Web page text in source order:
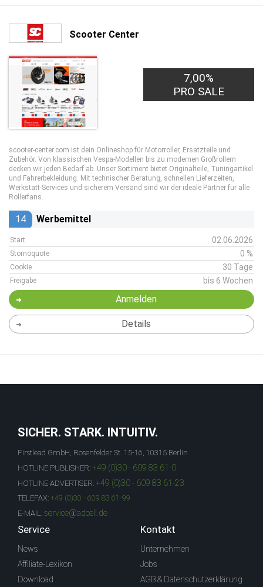
Scooter Center
7,00%
PRO SALE
scooter-center.com ist dein Onlineshop für Motorroller, Ersatzteile und
Zubehör. Von klassischen Vespa-Modellen bis zu modernen Großrollern
decken wir jeden Bedarf ab. Unser Sortiment bietet Originalteile, Tuningartikel
und Fahrerbekleidung. Mit technischer Beratung, schnellen Lieferzeiten,
Werkstatt-Services und sicherem Versand sind wir der ideale Partner für alle
Rollerfans.
14 Werbemittel
Start 02.06.2026
Stornoquote 0 %
Cookie 30 Tage
Freigabe bis 6 Wochen
Anmelden
Details
SICHER. STARK. INTUITIV.
Firstlead GmbH, Rosenfelder St. 15-16, 10315 Berlin
HOTLINE PUBLISHER: +49 (0)30 - 609 83 61-0
HOTLINE ADVERTISER: +49 (0)30 - 609 83 61-23
TELEFAX: +49 (0)30 - 609 83 61-99
E-MAIL: service@adcell.de
Service
News
Affiliate-Lexikon
Download
Kontakt
Unternehmen
Jobs
AGB & Datenschutzerklärung